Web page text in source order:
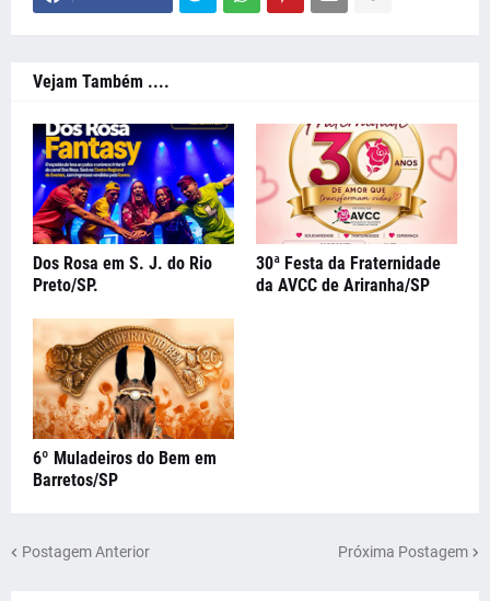
Vejam Também ....
Dos Rosa em S. J. do Rio
Preto/SP.
30ª Festa da Fraternidade
da AVCC de Ariranha/SP
6º Muladeiros do Bem em
Barretos/SP
Postagem Anterior Próxima Postagem